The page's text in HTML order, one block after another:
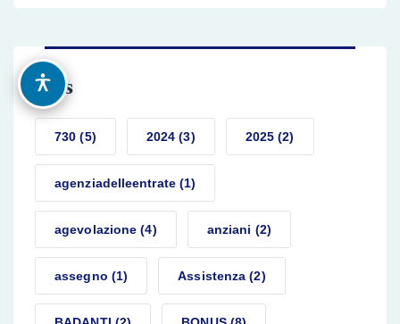
Tags
730 (5) 2024 (3) 2025 (2)
agenziadelleentrate(1)
agevolazione (4) anziani (2)
assegno (1) Assistenza (2)
OPZIONI DI ACCESSIBILITÀ